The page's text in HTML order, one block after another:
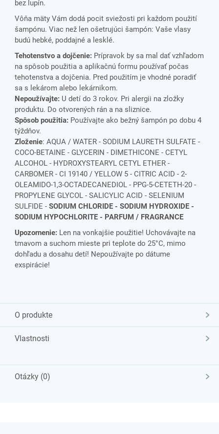
bez lupín.
Vôňa mäty Vám dodá pocit sviežosti pri každom použití
šampónu. Viac než len ošetrujúci šampón: Vaše vlasy
budú hebké, poddajné a lesklé.
Tehotenstvo a dojčenie: Prípravok by sa mal dať vzhľadom
na spôsob použitia a aplikačnú formu používať počas
tehotenstva a dojčenia. Pred použitím je vhodné poradiť
sa s lekárom alebo lekárnikom.
Nepoužívajte: U detí do 3 rokov. Pri alergii na zložky
produktu. Do otvorených rán a na sliznice.
Spôsob použitia: Používajte ako bežný šampón po dobu 4
týždňov.
Zloženie: AQUA / WATER - SODIUM LAURETH SULFATE -
COCO-BETAINE - GLYCERIN - DIMETHICONE - CETYL
ALCOHOL - HYDROXYSTEARYL CETYL ETHER -
CARBOMER - CI 19140 / YELLOW 5 - CITRIC ACID - 2-
OLEAMIDO-1,3-OCTADECANEDIOL - PPG-5-CETETH-20 -
PROPYLENE GLYCOL - SALICYLIC ACID - SELENIUM
SULFIDE - SODIUM CHLORIDE - SODIUM HYDROXIDE -
SODIUM HYPOCHLORITE - PARFUM / FRAGRANCE
Upozornenie: Len na vonkajšie použitie! Uchovávajte na
tmavom a suchom mieste pri teplote do 25°C, mimo
dohľadu a dosahu detí! Nepoužívajte po dátume
exspirácie!
O produkte
Vlastnosti
Otázky (0)